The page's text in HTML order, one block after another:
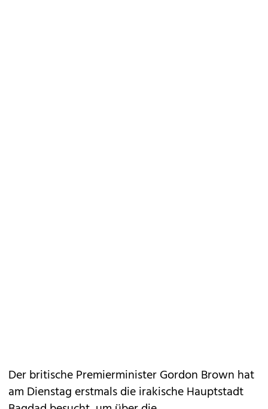
Der britische Premierminister Gordon Brown hat
am Dienstag erstmals die irakische Hauptstadt